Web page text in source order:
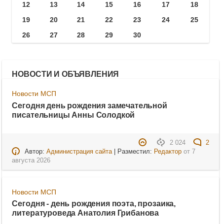
12
13 14 15 16 17
18
19
20 21 22 23 24
25
26
27 28 29 30
НОВОСТИ И ОБЪЯВЛЕНИЯ
Новости МСП
Сегодня день рождения замечательной
писательницы Анны Солодкой
2 024
2
Автор: Администрация сайта| Разместил: Редакторот 7
августа 2026
Новости МСП
Сегодня - день рождения поэта, прозаика,
литературоведа Анатолия Грибанова